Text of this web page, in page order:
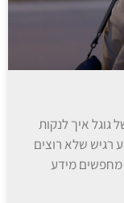
גוגל איך לנקות
רגיש שלא רוצים
מחפשים מידע